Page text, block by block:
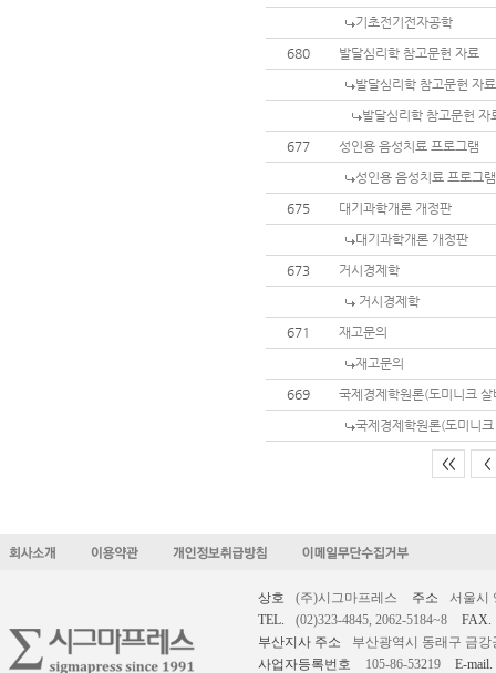
기초전기전자공학
680
발달심리학 참고문헌 자료
발달심리학 참고문헌 자료
발달심리학 참고문헌 자
677
성인용 음성치료 프로그램
성인용 음성치료 프로그램
675
대기과학개론 개정판
대기과학개론 개정판
673
거시경제학
거시경제학
671
재고문의
재고문의
669
국제경제학원론(도미니크
국제경제학원론(도미니
<< <
상호 (주)시그마프레스 주소
서울시
TEL.
(02)323-4845, 2062-5184~8
FAX.
부산지사 주소
부산광역시 동래구 금강
사업자등록번호
105-86-53219 E-mail.